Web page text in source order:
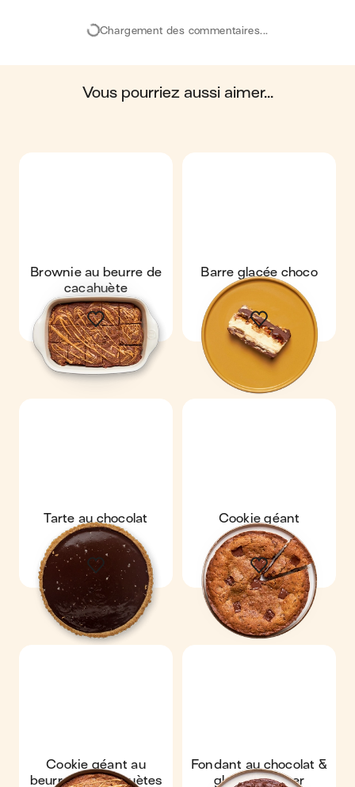
préoccupations ou des questions concernant votre santé,
en moyenne, une portion de la recette "Tarte chocolat & coco"
glucides ; 5 g de protéines ; 3 g de fibres.
Chargement des commentaires...
vous pourriez aussi aimer...
Brownie au beurre de
cacahuète
Barre glacée choco
cacahuète
Tarte au chocolat Cookie géant
Cookie géant au
beurre de cacahuètes
Fondant au chocolat &
glaçage rocher